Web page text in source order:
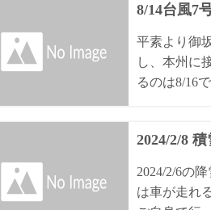
8/14台風7
平素より御
し、本州に
るのは8/16
2024/2/8
2024/2/6の
は車が走れ